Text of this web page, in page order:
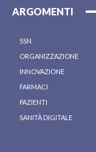
ARGOMENTI
SSN
ORGANIZZAZIONE
INNOVAZIONE
FARMACI
PAZIENTI
SANITÀ DIGITALE